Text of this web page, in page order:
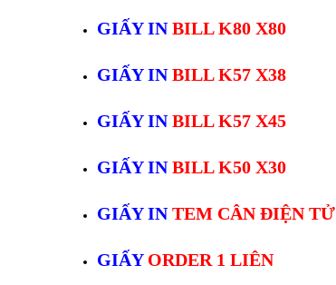
GIẤY INBILL K80 X80
GIẤY INBILL K57 X38
GIẤY INBILL K57 X45
GIẤY INBILL K50 X30
GIẤY INTEM CÂN ĐIỆN TỬ
GIẤY ORDER 1 LIÊN